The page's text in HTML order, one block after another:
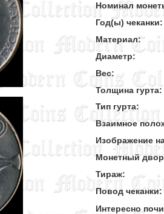
Номинал
Год(ы) чеканки:
Материал:
Диаметр:
Вес:
Толщина гурта:
Тип гурта:
Взаимное
Изображение
Монетный
Тираж:
Повод чеканки:
Интересно